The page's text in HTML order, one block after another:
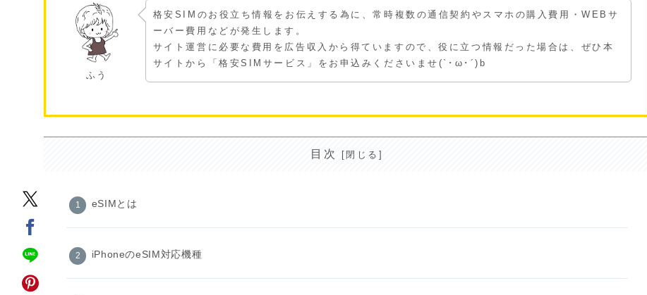
ふう
格安SIMのお役立ち情報をお伝えする為に、常時複数の通信契約やスマホの購入費用・WEBサ
ーバー費用などが発生します。
サイト運営に必要な費用を広告収入から得ていますので、役に立つ情報だった場合は、ぜひ本
サイトから「格安SIMサービス」をお申込みくださいませ(`･ω･´)b
目次
eSIMとは
iPhoneのeSIM対応機種